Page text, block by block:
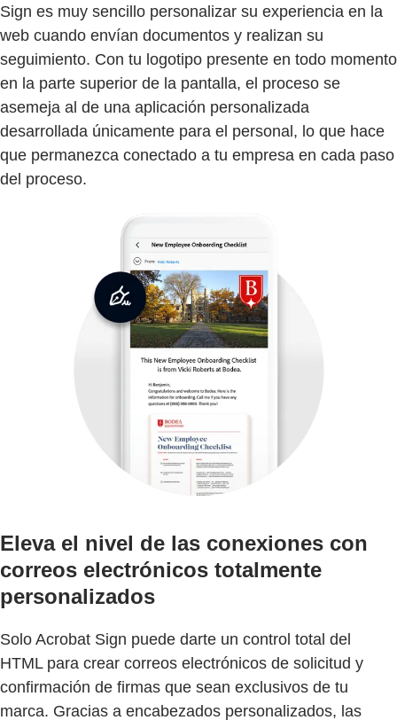
Sign es muy sencillo personalizar su experiencia en la
web cuando envían documentos y realizan su
seguimiento. Con tu logotipo presente en todo momento
en la parte superior de la pantalla, el proceso se
asemeja al de una aplicación personalizada
desarrollada únicamente para el personal, lo que hace
que permanezca conectado a tu empresa en cada paso
del proceso.
Eleva el nivel de las conexiones con
correos electrónicos totalmente
personalizados
Solo Acrobat Sign puede darte un control total del
HTML para crear correos electrónicos de solicitud y
confirmación de firmas que sean exclusivos de tu
marca. Gracias a encabezados personalizados, las